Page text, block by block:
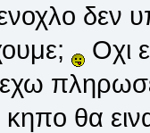
δεν
Οχι
κηπο θα